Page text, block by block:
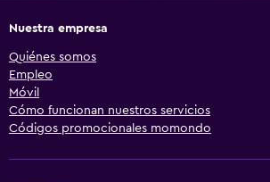
Nuestra empresa
Quiénes somos
Empleo
Móvil
Cómo funcionan nuestros servicios
Códigos promocionales momondo